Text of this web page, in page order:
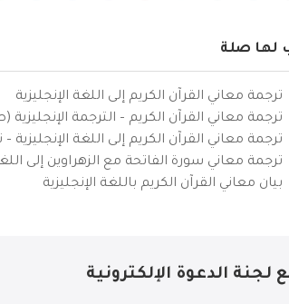
لها صلة
ترجمة معاني القرآن الكريم إلى اللغة الإنجليزية
ترجمة معاني القرآن الكريم – الترجمة الإنجليزية
ترجمة معاني القرآن الكريم إلى اللغة
ترجمة معاني سورة الفاتحة مع الزهراوين إلى
بيان معاني القرآن الكريم باللغة الإنجليزية
لجنة الدعوة الإلكترونية